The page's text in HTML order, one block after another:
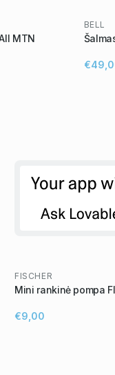
MTN
BELL
FISCHER
Mini rankinė pompa
€9,00